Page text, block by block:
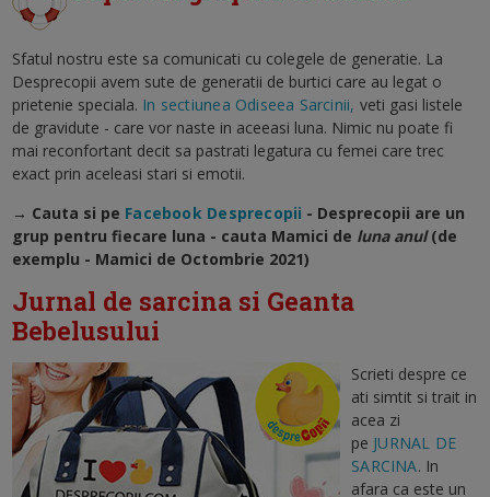
Sfatul nostru este sa comunicati cu colegele de generatie. La
Desprecopii avem sute de generatii de burtici care au legat o
prietenie speciala. In sectiunea Odiseea Sarcinii, veti gasi listele
de gravidute - care vor naste in aceeasi luna. Nimic nu poate fi
mai reconfortant decit sa pastrati legatura cu femei care trec
exact prin aceleasi stari si emotii.
→ Cauta si pe Facebook Desprecopii - Desprecopii are un
grup pentru fiecare luna - cauta Mamici de luna anul (de
exemplu - Mamici de Octombrie 2021)
Jurnal de sarcina si Geanta
Bebelusului
Scrieti despre ce
ati simtit si trait in
acea zi
pe JURNAL DE
SARCINA. In
afara ca este un